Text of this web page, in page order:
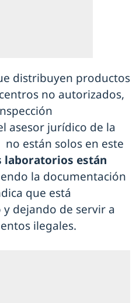
distribuyen productos
no autorizados,
asesor jurídico de la
no están solos en este
laboratorios están
la documentación
que está
dejando de servir a
ilegales.